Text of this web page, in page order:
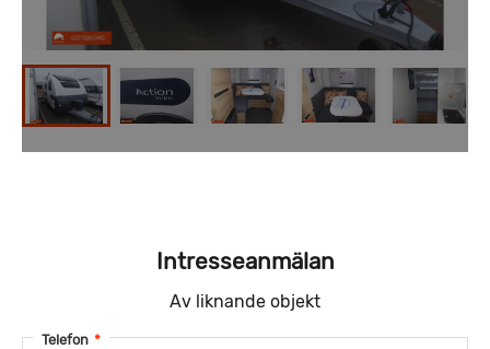
Intresseanmälan
Av liknande objekt
Telefon *